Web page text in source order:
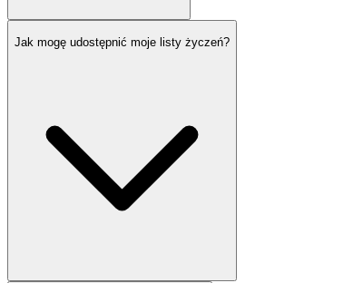
Jak mogę udostępnić moje listy życzeń?